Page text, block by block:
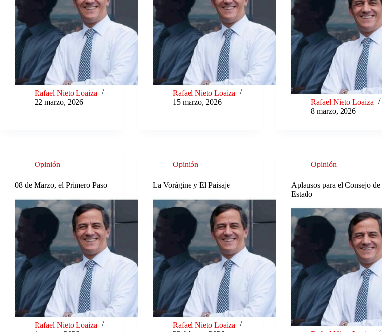
Rafael Nieto Loaiza
22 marzo, 2026
Rafael Nieto Loaiza
15 marzo, 2026
Rafael Nieto Loaiza
8 marzo, 2026
Opinión
08 de Marzo, el Primero Paso
Rafael Nieto Loaiza
Opinión
La Vorágine y El Paisaje
Rafael Nieto Loaiza
Opinión
Aplausos para el Consejo de
Estado